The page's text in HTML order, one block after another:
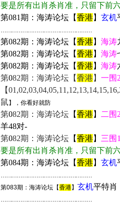
要是所有出肖杀肖准，只留下前
第081期：海涛论坛【香港 】 玄机
……………………………………………
第082期：海涛论坛【香港 】 海涛
第082期：海涛论坛【香港 】 海涛
第082期：海涛论坛【香港 】 海涛
第082期：海涛论坛【香港 】 一围
【
鼠 】，你看好就防
第082期：海涛论坛 【香港 】
二围
羊48对-
第082期：海涛论坛 【香港 】 三围
要是所有出肖杀肖准，只留下前
第084期：海涛论坛【香港 】 玄机
……………………………………………
第083期：海涛论坛【香港】 玄机平特肖
……………………………………………